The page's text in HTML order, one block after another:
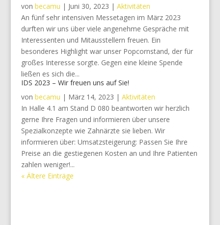
von becamu | Juni 30, 2023 | Aktivitäten
An fünf sehr intensiven Messetagen im März 2023
durften wir uns über viele angenehme Gespräche mit
Interessenten und Mitausstellern freuen. Ein
besonderes Highlight war unser Popcornstand, der für
großes Interesse sorgte. Gegen eine kleine Spende
ließen es sich die...
IDS 2023 – Wir freuen uns auf Sie!
von becamu | März 14, 2023 | Aktivitäten
In Halle 4.1 am Stand D 080 beantworten wir herzlich
gerne Ihre Fragen und informieren über unsere
Spezialkonzepte wie Zahnärzte sie lieben. Wir
informieren über: Umsatzsteigerung: Passen Sie Ihre
Preise an die gestiegenen Kosten an und Ihre Patienten
zahlen weniger!...
« Ältere Einträge